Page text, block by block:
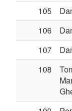
105
106
107
108